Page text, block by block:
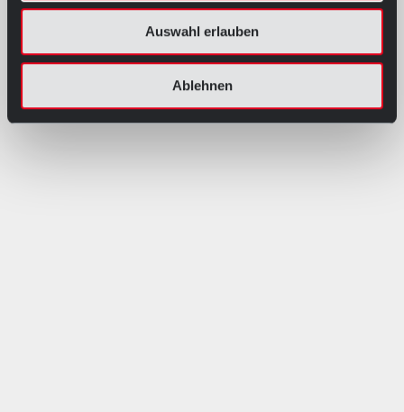
Auswahl erlauben
Ablehnen